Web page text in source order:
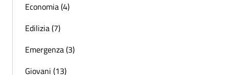
Economia (4)
Edilizia (7)
Emergenza (3)
Giovani (13)